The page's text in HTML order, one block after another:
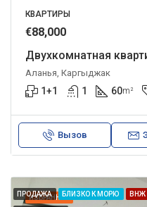
КВАРТИРЫ
€88,000
Аланья, Каргыджак
1+1 1 60m²
Вызов
ИЗБРАННОЕ
ПРОДАЖА БЛИЗКО К МОРЮ ВНЖ